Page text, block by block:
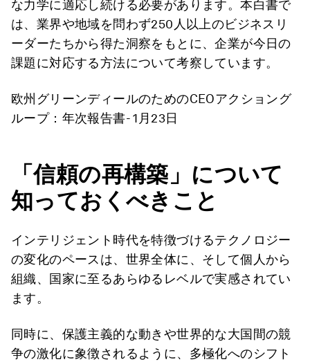
な力学に適応し続ける必要があります。本白書で
は、業界や地域を問わず250人以上のビジネスリ
ーダーたちから得た洞察をもとに、企業が今日の
課題に対応する方法について考察しています。
欧州グリーンディールのためのCEOアクショング
ループ：年次報告書- 1月23日
「信頼の再構築」について
知っておくべきこと
インテリジェント時代を特徴づけるテクノロジー
の変化のペースは、世界全体に、そして個人から
組織、国家に至るあらゆるレベルで実感されてい
ます。
同時に、保護主義的な動きや世界的な大国間の競
争の激化に象徴されるように、多極化へのシフト